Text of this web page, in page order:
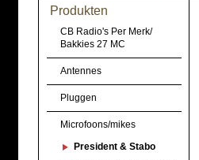
Produkten
CB Radio's Per Merk/
Bakkies 27 MC
Antennes
Pluggen
Microfoons/mikes
President & Stabo